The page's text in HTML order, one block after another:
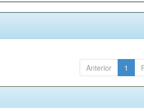
Anterior 1